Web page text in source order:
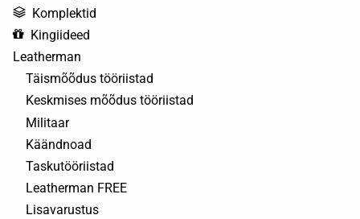
Komplektid
Kingiideed
Leatherman
Täismõõdus tööriistad
Keskmises mõõdus tööriistad
Militaar
Käändnoad
Taskutööriistad
Leatherman FREE
Lisavarustus